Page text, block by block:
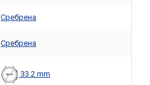
Сребрена
Сребрена
33.2 mm